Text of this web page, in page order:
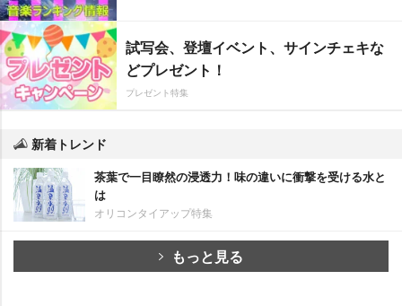
試写会、登壇イベント、サインチェキな
どプレゼント！
プレゼント特集
新着トレンド
茶葉で一目瞭然の浸透力！味の違いに衝撃を受ける水と
は
オリコンタイアップ特集
もっと見る